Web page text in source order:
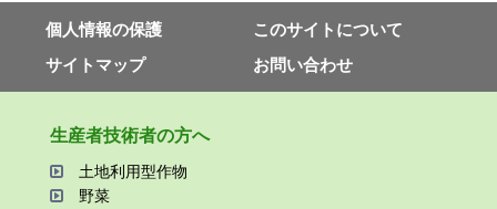
個⼈情報の保護
このサイトについて
サイトマップ
お問い合わせ
⽣産者技術者の⽅へ
⼟地利⽤型作物
野菜